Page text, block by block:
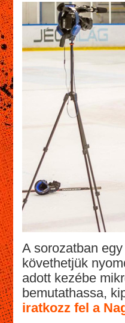
A sorozatban
követhetjük
adott kezébe
bemutathassa,
iratkozz fel a